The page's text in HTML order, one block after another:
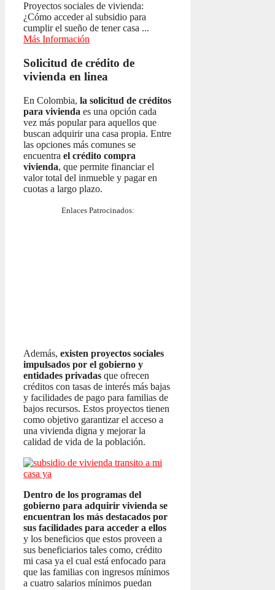
Proyectos sociales de vivienda:
¿Cómo acceder al subsidio para
cumplir el sueño de tener casa ...
Más Información
Solicitud de crédito de
vivienda en linea
En Colombia, la solicitud de créditos
para vivienda es una opción cada
vez más popular para aquellos que
buscan adquirir una casa propia. Entre
las opciones más comunes se
encuentra el crédito compra
vivienda, que permite financiar el
valor total del inmueble y pagar en
cuotas a largo plazo.
Enlaces Patrocinados:
Además, existen proyectos sociales
impulsados por el gobierno y
entidades privadas que ofrecen
créditos con tasas de interés más bajas
y facilidades de pago para familias de
bajos recursos. Estos proyectos tienen
como objetivo garantizar el acceso a
una vivienda digna y mejorar la
calidad de vida de la población.
Dentro de los programas del
gobierno para adquirir vivienda se
encuentran los más destacados por
sus facilidades para acceder a ellos
y los beneficios que estos proveen a
sus beneficiarios tales como, crédito
mi casa ya el cual está enfocado para
que las familias con ingresos mínimos
a cuatro salarios mínimos puedan